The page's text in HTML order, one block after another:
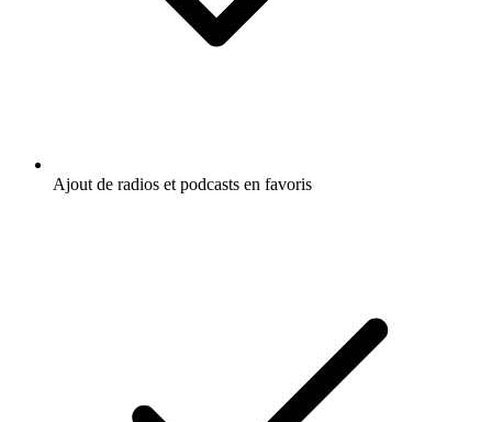
Ajout de radios et podcasts en favoris